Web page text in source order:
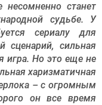
несомненно станет
судьбе. У
сериалу для
сценарий, сильная
игра. Но это еще не
харизматичная
– с огромным
он все время